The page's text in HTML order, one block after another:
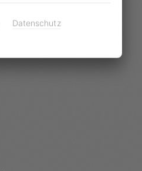
sie gebaut wird, ist
Datenschutz